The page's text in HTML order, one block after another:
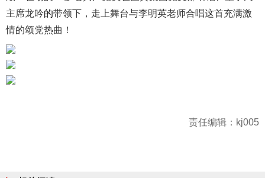
主席龙吟的带领下，走上舞台与李明英老师合唱这首充满激
情的颂党热曲！
责任编辑：kj005
相关阅读